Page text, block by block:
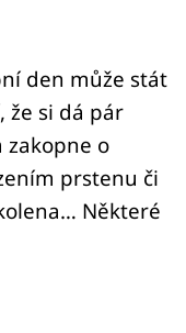
den může stát
že si dá pár
zakopne o
prstenu či
Některé